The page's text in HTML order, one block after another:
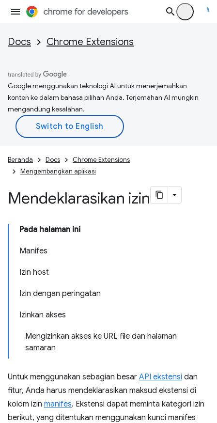
Docs Chrome Extensions
Google menggunakan teknologi AI untuk menerjemahkan
konten ke dalam bahasa pilihan Anda. Terjemahan AI mungkin
mengandung kesalahan.
Beranda Docs
Chrome Extensions
Mengembangkan aplikasi
Mendeklarasikan izin
Pada halaman ini
Manifes
Izin host
Izin dengan peringatan
Izinkan akses
Mengizinkan akses ke URL file dan halaman
samaran
Untuk menggunakan sebagian besar API ekstensi dan
fitur, Anda harus mendeklarasikan maksud ekstensi di
kolom izin manifes. Ekstensi dapat meminta kategori izin
berikut, yang ditentukan menggunakan kunci manifes